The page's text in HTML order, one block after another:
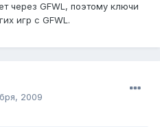
через GFWL, поэтому ключи
игр с GFWL.
2009